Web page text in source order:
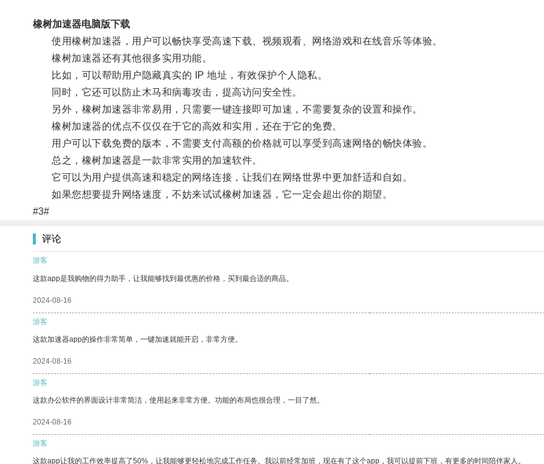
橡树加速器电脑版下载
使用橡树加速器，用户可以畅快享受高速下载、视频观看、网络游戏和在线音乐等体验。
橡树加速器还有其他很多实用功能。
比如，可以帮助用户隐藏真实的 IP 地址，有效保护个人隐私。
同时，它还可以防止木马和病毒攻击，提高访问安全性。
另外，橡树加速器非常易用，只需要一键连接即可加速，不需要复杂的设置和操作。
橡树加速器的优点不仅仅在于它的高效和实用，还在于它的免费。
用户可以下载免费的版本，不需要支付高额的价格就可以享受到高速网络的畅快体验。
总之，橡树加速器是一款非常实用的加速软件。
它可以为用户提供高速和稳定的网络连接，让我们在网络世界中更加舒适和自如。
如果您想要提升网络速度，不妨来试试橡树加速器，它一定会超出你的期望。
#3#
评论
游客
这款app是我购物的得力助手，让我能够找到最优惠的价格，买到最合适的商品。
2024-08-16
游客
这款加速器app的操作非常简单，一键加速就能开启，非常方便。
2024-08-16
游客
这款办公软件的界面设计非常简洁，使用起来非常方便。功能的布局也很合理，一目了然。
2024-08-16
游客
这款app让我的工作效率提高了50%，让我能够更轻松地完成工作任务。我以前经常加班，现在有了这个app，我可以提前下班，有更多的时间陪伴家人。